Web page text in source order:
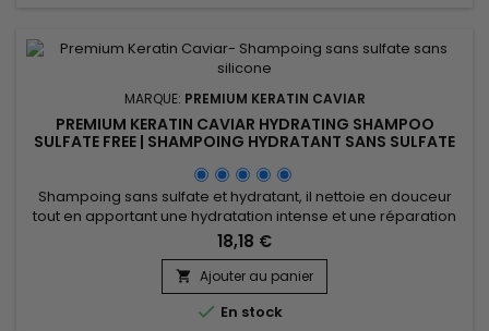
MARQUE: PREMIUM KERATIN CAVIAR
PREMIUM KERATIN CAVIAR HYDRATING SHAMPOO
SULFATE FREE | SHAMPOING HYDRATANT SANS SULFATE
Shampoing sans sulfate et hydratant, il nettoie en douceur
tout en apportant une hydratation intense et une réparation
en profondeur aux cheveux secs, abîmés ou fragilisés.
Formulé avec de la kératine, de la protéine de soie, du
panthénol, de l'huile d'argan et du beurre de karité, il
renforce la fibre capillaire, réduit la casse et prévient les
pointes...
18,18 €
 Ajouter au panier
 En stock